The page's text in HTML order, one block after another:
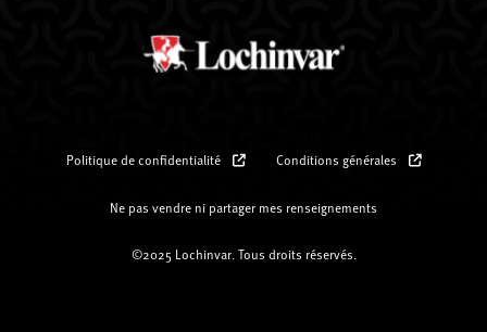
Politique de confidentialité Conditions générales
Ne pas vendre ni partager mes renseignements
©2025 Lochinvar. Tous droits réservés.